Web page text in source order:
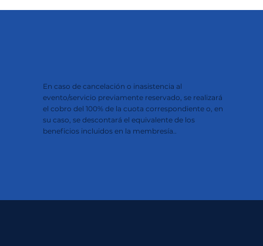
En caso de cancelación o inasistencia al
evento/servicio previamente reservado, se realizará
el cobro del 100% de la cuota correspondiente o, en
su caso, se descontará el equivalente de los
beneficios incluidos en la membresía..